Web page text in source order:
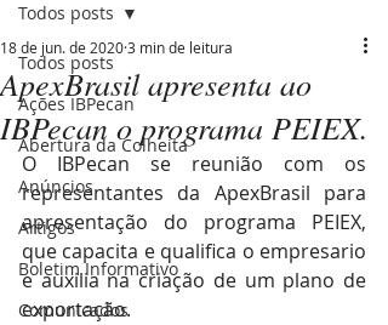
Todos posts
Ações IBPecan
Abertura da Colheita
Anúncios
Artigos
Boletim Informativo
Comunicados
Todos posts
ApexBrasil apresenta ao
IBPecan o programa PEIEX.
18 de jun. de 20203 min de leitura
O IBPecan se reunião com os
representantes da ApexBrasil para
apresentação do programa PEIEX,
que capacita e qualifica o empresario
e auxilia na criação de um plano de
exportação.